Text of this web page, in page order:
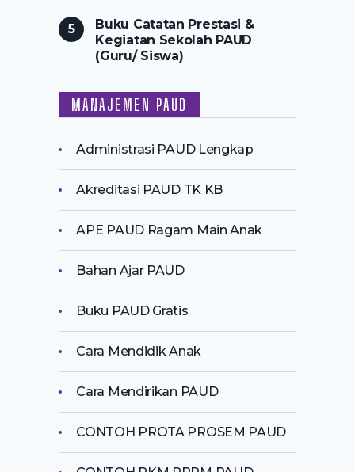
Buku Catatan Prestasi &
Kegiatan Sekolah PAUD
(Guru/ Siswa)
MANAJEMEN PAUD
Administrasi PAUD Lengkap
Akreditasi PAUD TK KB
APE PAUD Ragam Main Anak
Bahan Ajar PAUD
Buku PAUD Gratis
Cara Mendidik Anak
Cara Mendirikan PAUD
CONTOH PROTA PROSEM PAUD